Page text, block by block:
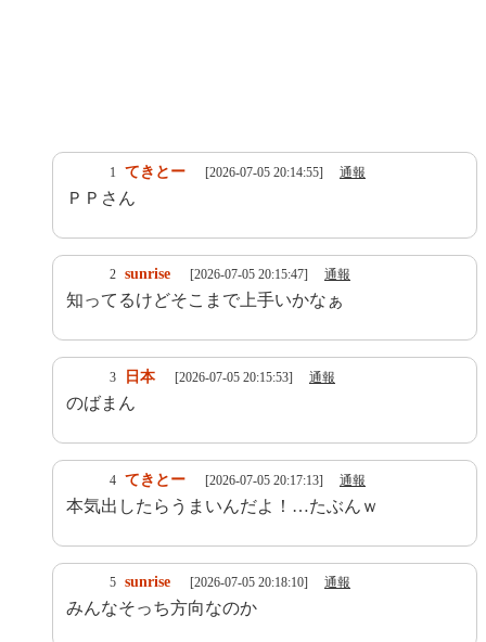
1 てきとー [2026-07-05 20:14:55] 通報
ＰＰさん
2 sunrise [2026-07-05 20:15:47] 通報
知ってるけどそこまで上手いかなぁ
3 日本 [2026-07-05 20:15:53] 通報
のばまん
4 てきとー [2026-07-05 20:17:13] 通報
本気出したらうまいんだよ！…たぶんｗ
5 sunrise [2026-07-05 20:18:10] 通報
みんなそっち方向なのか